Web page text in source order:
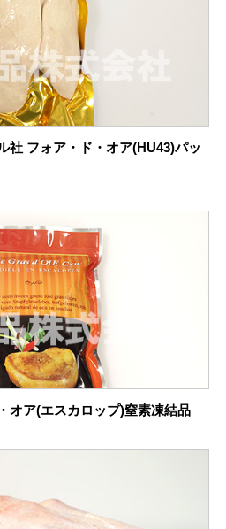
社 フォア・ド・オア(HU43)パッ
オア(エスカロップ)窒素凍結品